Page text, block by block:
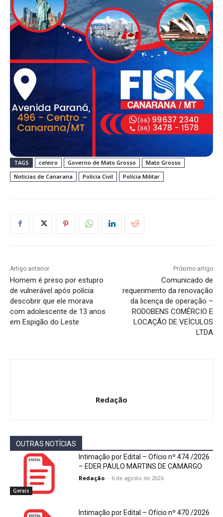
TAGS celeiro Governo de Mato Grosso
Mato Grosso
Noticias de Canarana
Polícia Civil Polícia Militar
Artigo anterior
Homem é preso por estupro
de vulnerável após polícia
descobrir que ele morava
com adolescente de 13 anos
em Espigão do Leste
Próximo artigo
Comunicado de
requerimento da renovação
da licença de operação –
RODOBENS COMÉRCIO E
LOCAÇÃO DE VEÍCULOS
LTDA
Redação
OUTRAS NOTÍCIAS
Gerais
Intimação por Edital – Ofício nº 474 /2026
– EDER PAULO MARTINS DE CAMARGO
Redação - 6 de agosto de 2026
Intimação por Edital – Ofício nº 470 /2026